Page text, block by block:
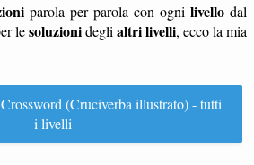
parola per parola con ogni livello dal
lesoluzionidegli altri livelli, ecco la mia
(Cruciverba illustrato) - tutti
i livelli